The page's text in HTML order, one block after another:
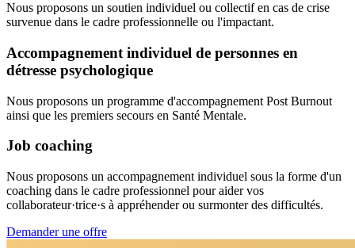
Nous proposons un soutien individuel ou collectif en cas de crise
survenue dans le cadre professionnelle ou l'impactant.
Accompagnement individuel de personnes en
détresse psychologique
Nous proposons un programme d'accompagnement Post Burnout
ainsi que les premiers secours en Santé Mentale.
Job coaching
Nous proposons un accompagnement individuel sous la forme d'un
coaching dans le cadre professionnel pour aider vos
collaborateur·trice·s à appréhender ou surmonter des difficultés.
Demander une offre